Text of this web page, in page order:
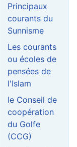
Principaux
courants du
Sunnisme
Les courants
ou écoles de
pensées de
l'Islam
le Conseil de
coopération
du Golfe
(CCG)